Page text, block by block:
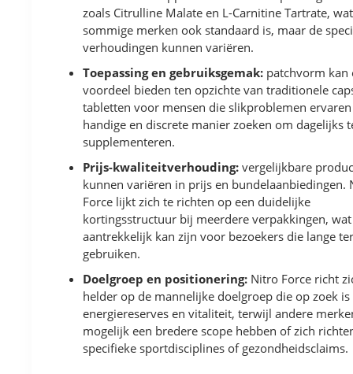
zoals Citrulline Malate en L-Carnitine Tartrate,
sommige merken ook standaard is, maar de
verhoudingen kunnen variëren.
Toepassing en gebruiksgemak: patchvorm kan
voordeel bieden ten opzichte van traditionele
tabletten voor mensen die slikproblemen
handige en discrete manier zoeken om dagelijks
supplementeren.
Prijs-kwaliteitverhouding: vergelijkbare
kunnen variëren in prijs en bundelaanbiedingen.
Force lijkt zich te richten op een duidelijke
kortingsstructuur bij meerdere verpakkingen, wat
aantrekkelijk kan zijn voor bezoekers die lange
gebruiken.
Doelgroep en positionering: Nitro Force richt
helder op de mannelijke doelgroep die op zoek is
energiereserves en vitaliteit, terwijl andere
mogelijk een bredere scope hebben of zich
specifieke sportdisciplines of gezondheidsclaims.